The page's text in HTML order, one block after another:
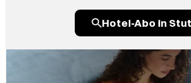
Hotel-Abo in